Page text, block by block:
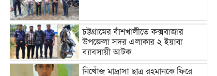
চট্টগ্রামের বাঁশখালীতে কক্সবাজার
উপজেলা সদর এলাকার ২ ইয়াবা
ব্যাবসায়ী আটক
নিখোঁজ মাদ্রাসা ছাত্র রহমানকে ফিরে